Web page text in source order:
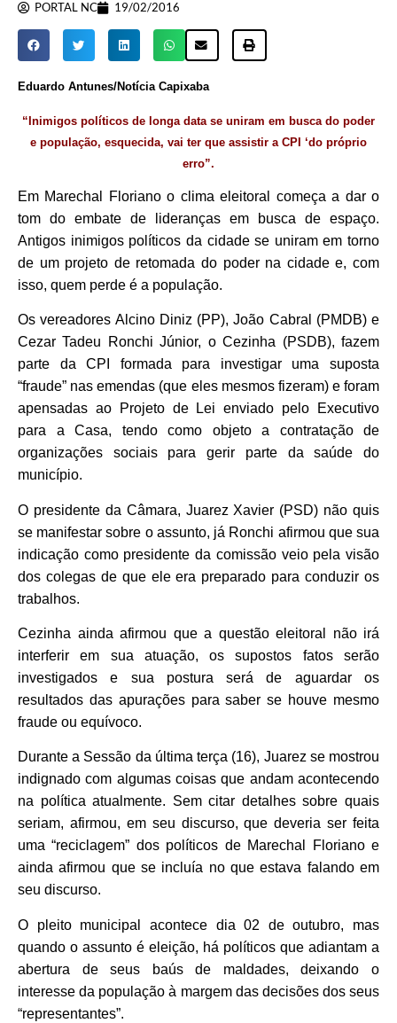
PORTAL NC 19/02/2016
Eduardo Antunes/Notícia Capixaba
“Inimigos políticos de longa data se uniram em busca do poder
e população, esquecida, vai ter que assistir a CPI ‘do próprio
erro”.
Em Marechal Floriano o clima eleitoral começa a dar o
tom do embate de lideranças em busca de espaço.
Antigos inimigos políticos da cidade se uniram em torno
de um projeto de retomada do poder na cidade e, com
isso, quem perde é a população.
Os vereadores Alcino Diniz (PP), João Cabral (PMDB) e
Cezar Tadeu Ronchi Júnior, o Cezinha (PSDB), fazem
parte da CPI formada para investigar uma suposta
“fraude” nas emendas (que eles mesmos fizeram) e foram
apensadas ao Projeto de Lei enviado pelo Executivo
para a Casa, tendo como objeto a contratação de
organizações sociais para gerir parte da saúde do
município.
O presidente da Câmara, Juarez Xavier (PSD) não quis
se manifestar sobre o assunto, já Ronchi afirmou que sua
indicação como presidente da comissão veio pela visão
dos colegas de que ele era preparado para conduzir os
trabalhos.
Cezinha ainda afirmou que a questão eleitoral não irá
interferir em sua atuação, os supostos fatos serão
investigados e sua postura será de aguardar os
resultados das apurações para saber se houve mesmo
fraude ou equívoco.
Durante a Sessão da última terça (16), Juarez se mostrou
indignado com algumas coisas que andam acontecendo
na política atualmente. Sem citar detalhes sobre quais
seriam, afirmou, em seu discurso, que deveria ser feita
uma “reciclagem” dos políticos de Marechal Floriano e
ainda afirmou que se incluía no que estava falando em
seu discurso.
O pleito municipal acontece dia 02 de outubro, mas
quando o assunto é eleição, há políticos que adiantam a
abertura de seus baús de maldades, deixando o
interesse da população à margem das decisões dos seus
“representantes”.